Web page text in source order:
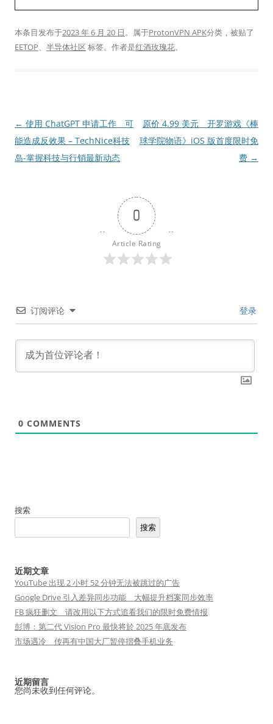
本条目发布于2023 年 6 月 20 日。属于ProtonVPN APK分类，被贴了
EETOP、 半导体社区 标签。 作者是红酒玫瑰花。
文
章
导
← 使用 ChatGPT 申请工作 可
能造成反效果 – TechNice科技
岛-掌握科技与行销最新动态
原价 4.99 美元 开罗游戏《棒
球学院物语》iOS 版首度限时免
费 →
0
Article Rating
订阅评论 登录
0 COMMENTS
搜索
搜索
近期文章
YouTube 出现 2 小时 52 分钟无法被跳过的广告
Google Drive 引入差异同步功能 大幅提升档案同步效率
FB 疯狂删文 请改用以下方式追看我们的限时免费情报
彭博：第二代 Vision Pro 最快将於 2025 年底发布
市场遇冷 传再有中国大厂暂停摺叠手机业务
近期留言
您尚未收到任何评论。